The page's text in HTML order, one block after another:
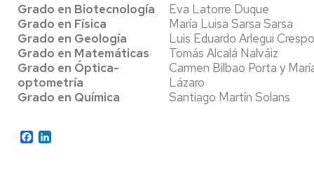
Grado en Biotecnología
Eva Latorre Duque
Grado en Física
María Luisa Sarsa Sarsa
Grado en Geología
Luis Eduardo Arlegui Crespo
Grado en Matemáticas
Tomás Alcalá Nalváiz
Grado en Óptica-
optometría
Carmen Bilbao Porta y
Lázaro
Grado en Química
Santiago Martín Solans
Facebook